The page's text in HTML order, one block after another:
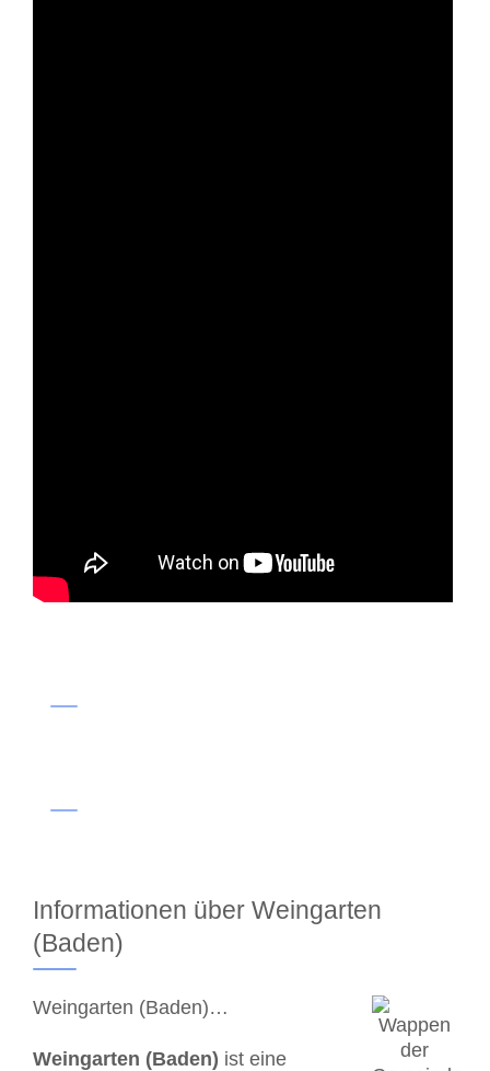
Informationen über Weingarten
(Baden)
Weingarten (Baden)…
Weingarten (Baden) ist eine